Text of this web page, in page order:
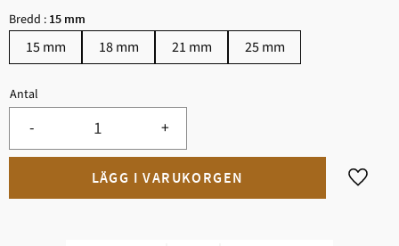
Bredd : 15 mm
15 mm 18 mm 21 mm 25 mm
Antal
+
-
Lägg